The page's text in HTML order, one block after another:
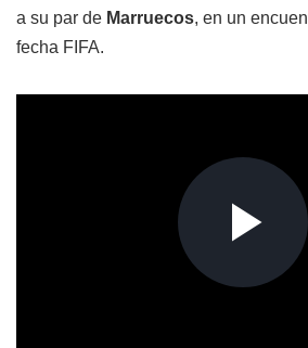
a su par de Marruecos, en un
fecha FIFA.